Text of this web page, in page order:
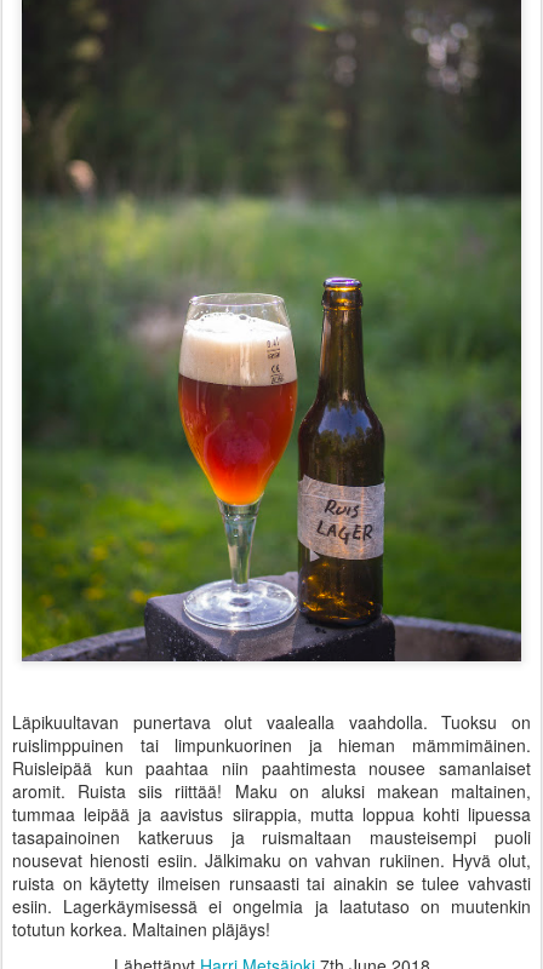
Läpikuultavan punertava olut vaalealla vaahdolla. Tuoksu on
ruislimppuinen tai limpunkuorinen ja hieman mämmimäinen.
Ruisleipää kun paahtaa niin paahtimesta nousee samanlaiset
aromit. Ruista siis riittää! Maku on aluksi makean maltainen,
tummaa leipää ja aavistus siirappia, mutta loppua kohti lipuessa
tasapainoinen katkeruus ja ruismaltaan mausteisempi puoli
nousevat hienosti esiin. Jälkimaku on vahvan rukiinen. Hyvä olut,
ruista on käytetty ilmeisen runsaasti tai ainakin se tulee vahvasti
esiin. Lagerkäymisessä ei ongelmia ja laatutaso on muutenkin
totutun korkea. Maltainen pläjäys!